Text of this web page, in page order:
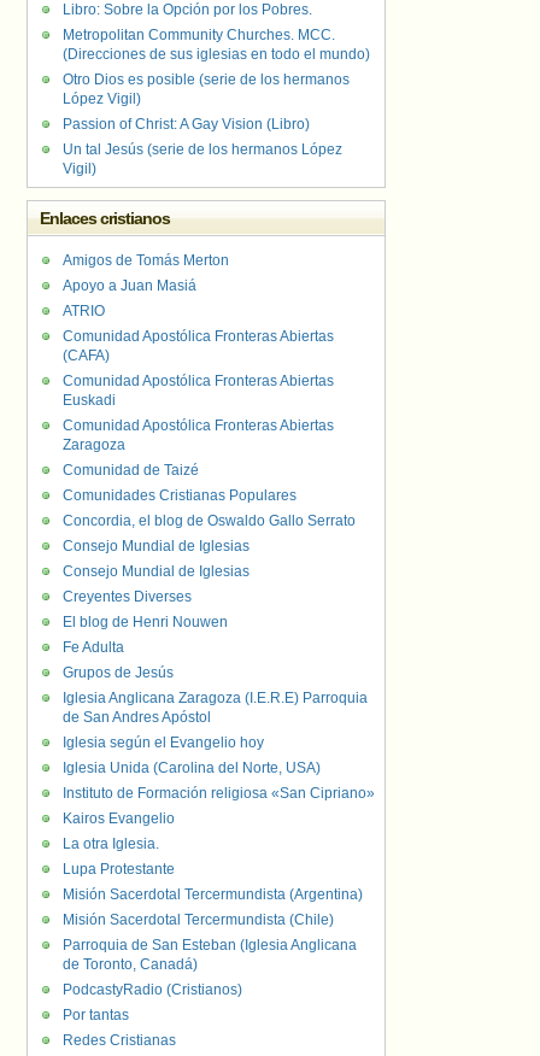
Libro: Sobre la Opción por los Pobres.
Metropolitan Community Churches. MCC.
(Direcciones de sus iglesias en todo el mundo)
Otro Dios es posible (serie de los hermanos
López Vigil)
Passion of Christ: A Gay Vision (Libro)
Un tal Jesús (serie de los hermanos López
Vigil)
Enlaces cristianos
Amigos de Tomás Merton
Apoyo a Juan Masiá
ATRIO
Comunidad Apostólica Fronteras Abiertas
(CAFA)
Comunidad Apostólica Fronteras Abiertas
Euskadi
Comunidad Apostólica Fronteras Abiertas
Zaragoza
Comunidad de Taizé
Comunidades Cristianas Populares
Concordia, el blog de Oswaldo Gallo Serrato
Consejo Mundial de Iglesias
Consejo Mundial de Iglesias
Creyentes Diverses
El blog de Henri Nouwen
Fe Adulta
Grupos de Jesús
Iglesia Anglicana Zaragoza (I.E.R.E) Parroquia
de San Andres Apóstol
Iglesia según el Evangelio hoy
Iglesia Unida (Carolina del Norte, USA)
Instituto de Formación religiosa «San Cipriano»
Kairos Evangelio
La otra Iglesia.
Lupa Protestante
Misión Sacerdotal Tercermundista (Argentina)
Misión Sacerdotal Tercermundista (Chile)
Parroquia de San Esteban (Iglesia Anglicana
de Toronto, Canadá)
PodcastyRadio (Cristianos)
Por tantas
Redes Cristianas